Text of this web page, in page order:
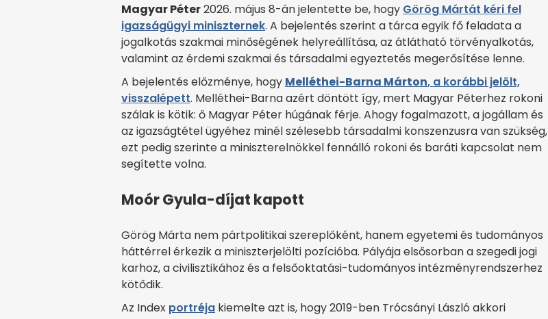
Magyar Péter2026. május 8-án jelentette be, hogy Görög Mártát kéri fel
igazságügyi miniszternek. A bejelentés szerint a tárca egyik fő feladata a
jogalkotás szakmai minőségének helyreállítása, az átlátható törvényalkotás,
valamint az érdemi szakmai és társadalmi egyeztetés megerősítése lenne.
A bejelentés előzménye, hogy Melléthei-Barna Márton, a korábbi jelölt,
visszalépett. Melléthei-Barna azért döntött így, mert Magyar Péterhez rokoni
szálak is kötik: ő Magyar Péter húgának férje. Ahogy fogalmazott, a jogállam és
az igazságtétel ügyéhez minél szélesebb társadalmi konszenzusra van szükség,
ezt pedig szerinte a miniszterelnökkel fennálló rokoni és baráti kapcsolat nem
segítette volna.
Moór Gyula-díjat kapott
Görög Márta nem pártpolitikai szereplőként, hanem egyetemi és tudományos
háttérrel érkezik a miniszterjelölti pozícióba. Pályája elsősorban a szegedi jogi
karhoz, a civilisztikához és a felsőoktatási-tudományos intézményrendszerhez
kötődik.
Az Index portréja kiemelte azt is, hogy 2019-ben Trócsányi László akkori